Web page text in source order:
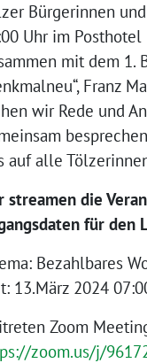
Bürgerinnen
Uhr im
mit dem 1.
Franz
wir Rede und
auf alle
streamen die
für den
Bezahlbares
13.März 2024
Zoom
zoom.us/j/